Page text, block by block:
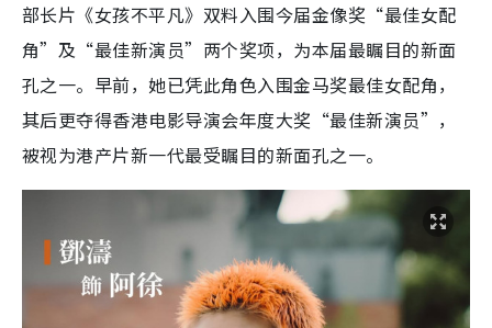
部长片《女孩不平凡》双料入围今届金像奖“最佳女配
角”及“最佳新演员”两个奖项，为本届最瞩目的新面
孔之一。早前，她已凭此角色入围金马奖最佳女配角，
其后更夺得香港电影导演会年度大奖“最佳新演员”，
被视为港产片新一代最受瞩目的新面孔之一。